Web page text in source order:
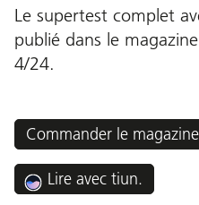
Le supertest complet
publié dans le
4/24.
Commander le
Lire avec tiun.